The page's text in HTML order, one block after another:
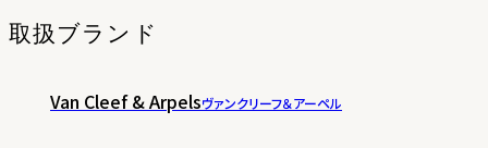
取扱ブランド
Van Cleef & Arpelsヴァンクリーフ＆アーペル